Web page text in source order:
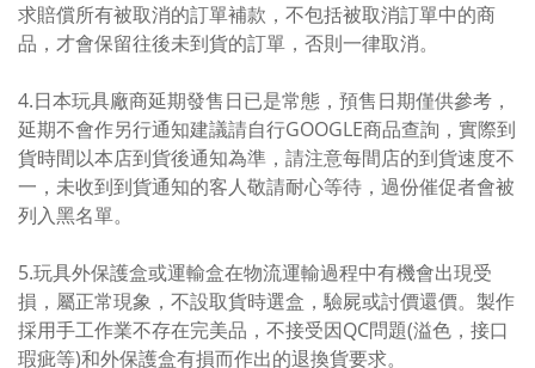
求賠償所有被取消的訂單補款，不包括被取消訂單中的商
品，才會保留往後未到貨的訂單，否則一律取消。
4.日本玩具廠商延期發售日已是常態，預售日期僅供參考，
延期不會作另行通知建議請自行GOOGLE商品查詢，實際到
貨時間以本店到貨後通知為準，請注意每間店的到貨速度不
一，未收到到貨通知的客人敬請耐心等待，過份催促者會被
列入黑名單。
5.玩具外保護盒或運輸盒在物流運輸過程中有機會出現受
損，屬正常現象，不設取貨時選盒，驗屍或討價還價。製作
採用手工作業不存在完美品，不接受因QC問題(溢色，接口
瑕疵等)和外保護盒有損而作出的退換貨要求。